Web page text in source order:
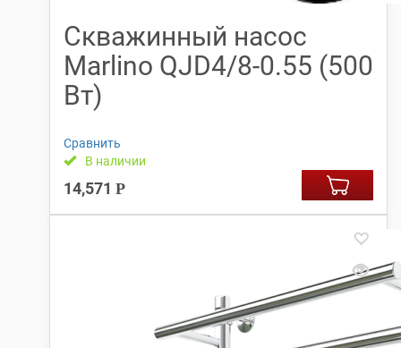
Скважинный насос
Marlino QJD4/8-0.55 (500
Вт)
Сравнить
В наличии
14,571 Р